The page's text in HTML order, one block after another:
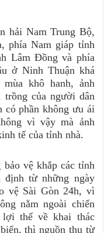
hải Nam Trung Bộ,
phía Nam giáp tỉnh
Lâm Đồng và phía
ở Ninh Thuận khá
khô hanh, ảnh
của người dân
có phần không ưu ái
vì vậy mà ảnh
tế của tỉnh nhà.
vệ khắp các tỉnh
định từ những ngày
vệ Sài Gòn 24h, vì
nằm ngoài chiến
thế về khai thác
thì nguồn thu từ